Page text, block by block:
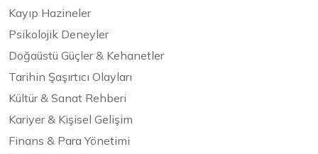
Kayıp Hazineler
Psikolojik Deneyler
Doğaüstü Güçler & Kehanetler
Tarihin Şaşırtıcı Olayları
Kültür & Sanat Rehberi
Kariyer & Kişisel Gelişim
Finans & Para Yönetimi